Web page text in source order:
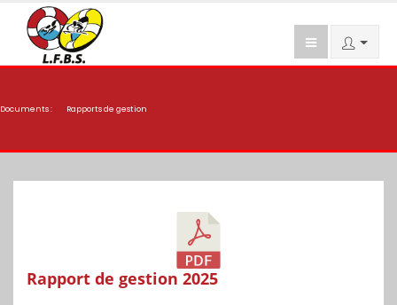
Documents : Rapports de gestion
Rapport de gestion 2025